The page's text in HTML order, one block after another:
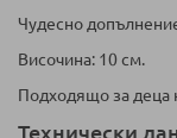
Чудесно
Височина: 10 см.
Подходящо за деца
Технически